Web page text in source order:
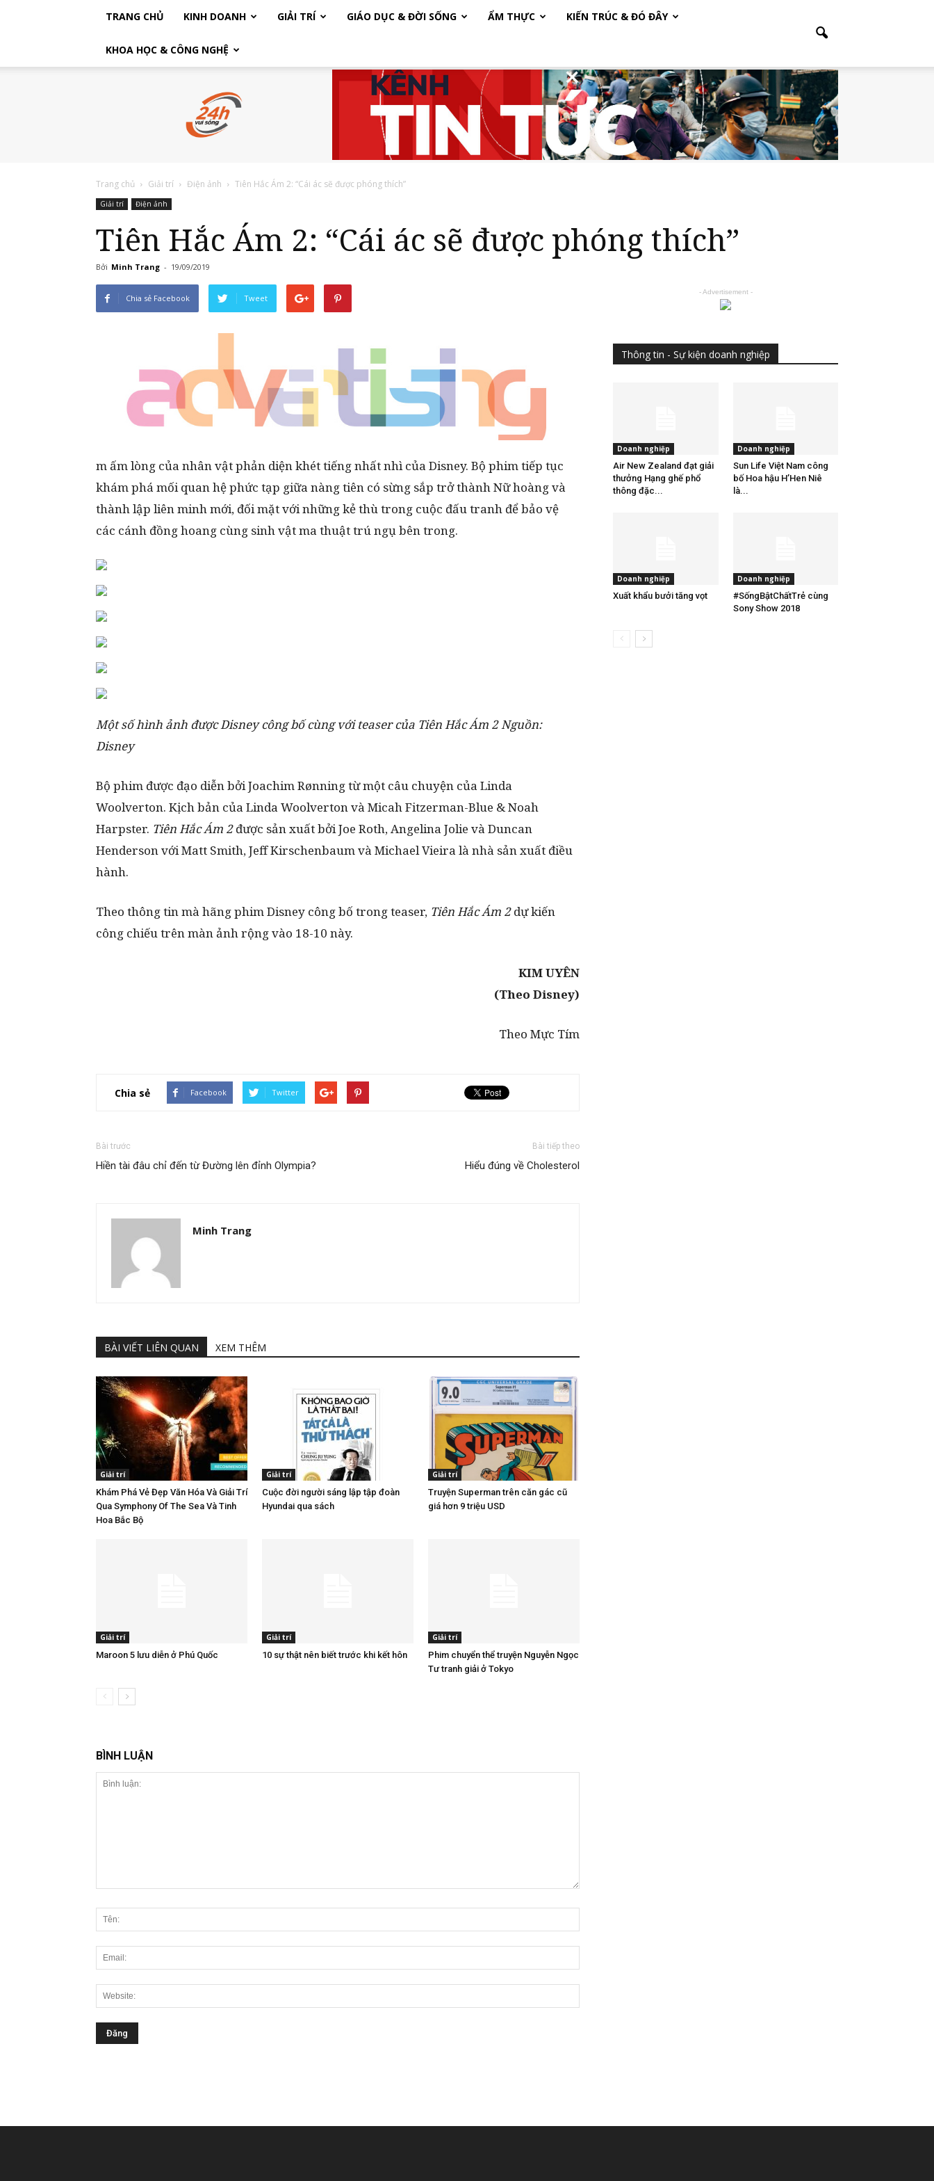
TRANG CHỦ KINH DOANH GIẢI TRÍ GIÁO DỤC & ĐỜI SỐNG ẨM THỰC KIẾN TRÚC & ĐÓ ĐÂY
KHOA HỌC & CÔNG NGHỆ
Trang chủ Giải trí Điện ảnh Tiên Hắc Ám 2: “Cái ác sẽ được phóng thích”
Giải trí Điện ảnh
Tiên Hắc Ám 2: “Cái ác sẽ được phóng thích”
Bởi Minh Trang - 19/09/2019
Chia sẻ Facebook Tweet
m ấm lòng của nhân vật phản diện khét tiếng nhất nhì của Disney. Bộ phim tiếp tục
khám phá mối quan hệ phức tạp giữa nàng tiên có sừng sắp trở thành Nữ hoàng và
thành lập liên minh mới, đối mặt với những kẻ thù trong cuộc đấu tranh để bảo vệ
các cánh đồng hoang cùng sinh vật ma thuật trú ngụ bên trong.
Một số hình ảnh được Disney công bố cùng với teaser của Tiên Hắc Ám 2 Nguồn:
Disney
Bộ phim được đạo diễn bởi Joachim Rønning từ một câu chuyện của Linda
Woolverton. Kịch bản của Linda Woolverton và Micah Fitzerman-Blue & Noah
Harpster. Tiên Hắc Ám 2được sản xuất bởi Joe Roth, Angelina Jolie và Duncan
Henderson với Matt Smith, Jeff Kirschenbaum và Michael Vieira là nhà sản xuất điều
hành.
Theo thông tin mà hãng phim Disney công bố trong teaser, Tiên Hắc Ám 2dự kiến
công chiếu trên màn ảnh rộng vào 18-10 này.
KIM UYÊN
(Theo Disney)
Theo Mực Tím
Chia sẻ Facebook Twitter
Bài trước
Hiền tài đâu chỉ đến từ Đường lên đỉnh Olympia?
Bài tiếp theo
Hiểu đúng về Cholesterol
Minh Trang
BÀI VIẾT LIÊN QUAN XEM THÊM
Giải trí
Khám Phá Vẻ Đẹp Văn Hóa Và Giải Trí
Qua Symphony Of The Sea Và Tinh
Hoa Bắc Bộ
Giải trí
Cuộc đời người sáng lập tập đoàn
Hyundai qua sách
Giải trí
Truyện Superman trên căn gác cũ
giá hơn 9 triệu USD
Giải trí
Maroon 5 lưu diễn ở Phú Quốc
Giải trí
10 sự thật nên biết trước khi kết hôn
Giải trí
Phim chuyển thể truyện Nguyễn Ngọc
Tư tranh giải ở Tokyo
BÌNH LUẬN
- Advertisement -
Thông tin - Sự kiện doanh nghiệp
Doanh nghiệp
Air New Zealand đạt giải
thưởng Hạng ghế phổ
thông đặc...
Doanh nghiệp
Sun Life Việt Nam công
bố Hoa hậu H’Hen Niê
là...
Doanh nghiệp
Xuất khẩu bưởi tăng vọt
Doanh nghiệp
#SốngBậtChấtTrẻ cùng
Sony Show 2018